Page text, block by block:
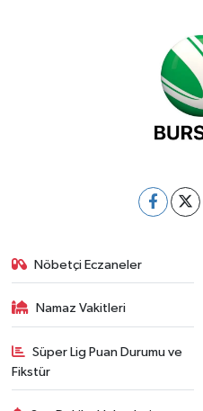
Nöbetçi Eczaneler
Namaz Vakitleri
Süper Lig Puan Durumu ve
Fikstür